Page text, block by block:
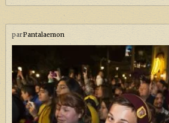
parPantalaemon